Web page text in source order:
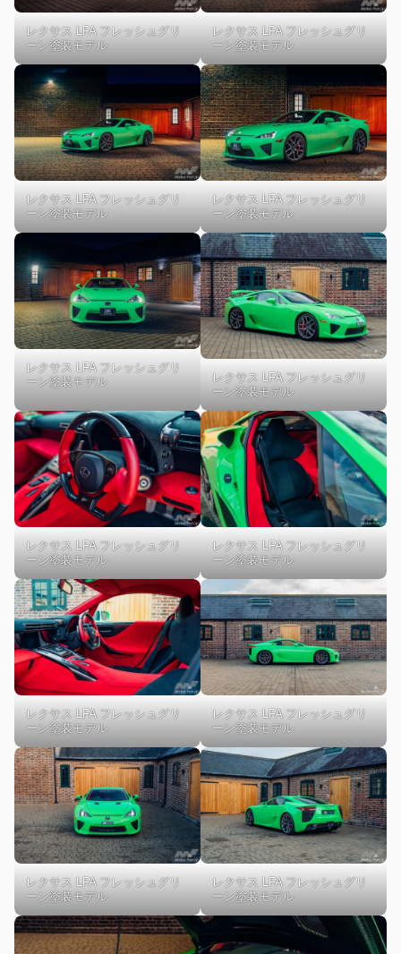
レクサス LFA フレッシュグリ
ーン塗装モデル
レクサス LFA フレッシュグリ
ーン塗装モデル
レクサス LFA フレッシュグリ
ーン塗装モデル
レクサス LFA フレッシュグリ
ーン塗装モデル
レクサス LFA フレッシュグリ
ーン塗装モデル
レクサス LFA フレッシュグリ
ーン塗装モデル
レクサス LFA フレッシュグリ
ーン塗装モデル
レクサス LFA フレッシュグリ
ーン塗装モデル
レクサス LFA フレッシュグリ
ーン塗装モデル
レクサス LFA フレッシュグリ
ーン塗装モデル
レクサス LFA フレッシュグリ
ーン塗装モデル
レクサス LFA フレッシュグリ
ーン塗装モデル